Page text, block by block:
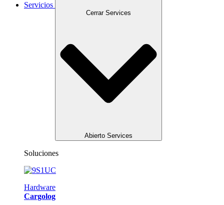
Servicios
Cerrar Services
Abierto Services
Soluciones
Hardware
Cargolog